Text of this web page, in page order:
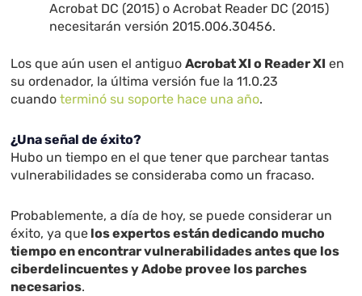
Acrobat DC (2015) o Acrobat Reader DC (2015)
necesitarán versión 2015.006.30456.
Los que aún usen el antiguoAcrobat XI o Reader XI en
su ordenador, la última versión fue la 11.0.23
cuandoterminó su soporte hace una año.
¿Una señal de éxito?
Hubo un tiempo en el que tener que parchear tantas
vulnerabilidades se consideraba como un fracaso.
Probablemente, a día de hoy, se puede considerar un
éxito, ya que los expertos están dedicando mucho
tiempo en encontrar vulnerabilidades antes que los
ciberdelincuentes y Adobe provee los parches
necesarios.